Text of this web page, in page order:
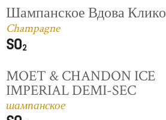
Шампанское Вдова Клико
Champagne
MOET & CHANDON ICE
IMPERIAL DEMI-SEC
шампанское